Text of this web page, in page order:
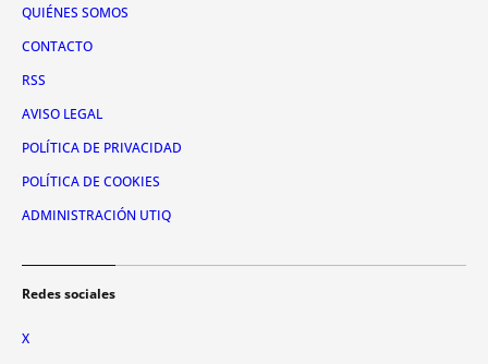
QUIÉNES SOMOS
CONTACTO
RSS
AVISO LEGAL
POLÍTICA DE PRIVACIDAD
POLÍTICA DE COOKIES
ADMINISTRACIÓN UTIQ
Redes sociales
X